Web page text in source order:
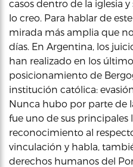
casos dentro de la iglesia
lo creo. Para hablar de
mirada más amplia que
días. En Argentina, los
han realizado en los
posicionamiento de
institución católica:
Nunca hubo por parte de
fue uno de sus
reconocimiento al
vinculación y habla,
derechos humanos del